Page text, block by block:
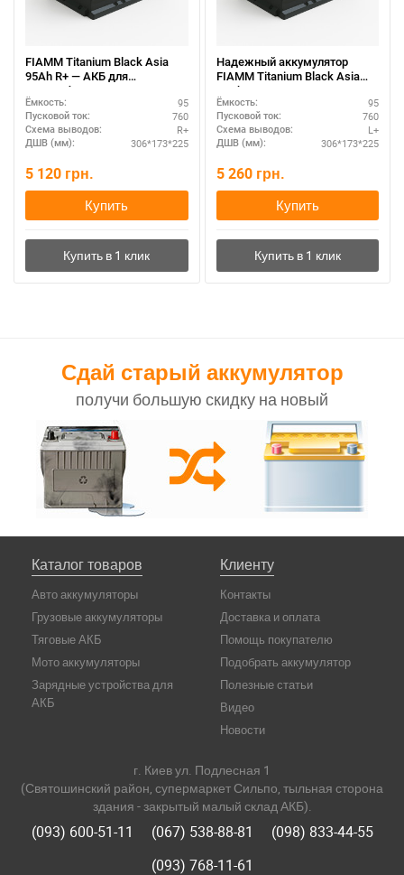
FIAMM Titanium Black Asia
95Ah R+ — АКБ для
автомобиля, гарантия
Ёмкость: 95
Пусковой ток: 760
Схема выводов: R+
ДШВ (мм): 306*173*225
5 120 грн.
Купить
Надежный аккумулятор
FIAMM Titanium Black Asia
95Ah L+ — оригинал
Ёмкость: 95
Пусковой ток: 760
Схема выводов: L+
ДШВ (мм): 306*173*225
5 260 грн.
Купить
Сдай старый аккумулятор
получи большую скидку на новый
Каталог товаров
Авто аккумуляторы
Грузовые аккумуляторы
Тяговые АКБ
Мото аккумуляторы
Зарядные устройства для
АКБ
Клиенту
Контакты
Доставка и оплата
Помощь покупателю
Подобрать аккумулятор
Полезные статьи
Видео
Новости
г. Киев ул. Подлесная 1
(Святошинский район, супермаркет Сильпо, тыльная сторона
здания - закрытый малый склад АКБ).
(093) 600-51-11 (067) 538-88-81
(098) 833-44-55
(093) 768-11-61